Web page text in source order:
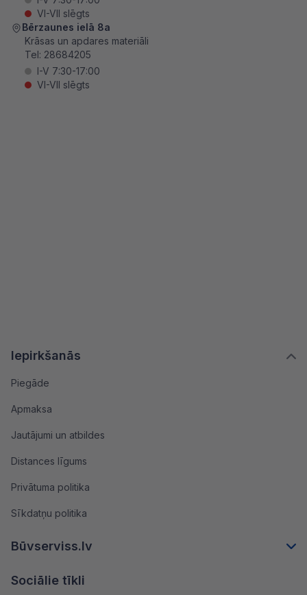
Iepirkšanās
Piegāde
Apmaksa
Jautājumi un atbildes
Distances līgums
Privātuma politika
Sīkdatņu politika
Būvserviss.lv
Sociālie tīkli
VI-VII slēgts
Bērzaunes ielā 8a
Krāsas un apdares materiāli
Tel: 28684205
I-V 7:30-17:00
VI-VII slēgts